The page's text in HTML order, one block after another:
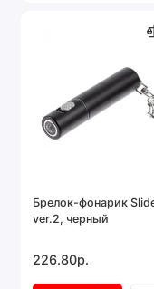
Брелок-фонарик
ver.2, черный
226.80р.